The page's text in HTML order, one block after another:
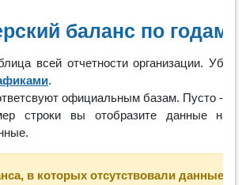
баланс по годам
всей отчетности организации.
.
официальным базам. Пусто -
строки вы отобразите данные на
в которых отсутствовали данные